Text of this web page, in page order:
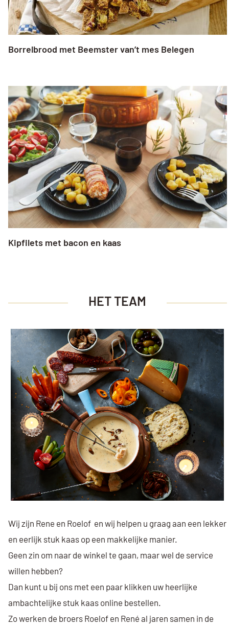
Borrelbrood met Beemster van’t mes Belegen
Kipfilets met bacon en kaas
HET TEAM
Wij zijn Rene en Roelof en wij helpen u graag aan een lekker
en eerlijk stuk kaas op een makkelijke manier.
Geen zin om naar de winkel te gaan, maar wel de service
willen hebben?
Dan kunt u bij ons met een paar klikken uw heerlijke
ambachtelijke stuk kaas online bestellen.
Zo werken de broers Roelof en René al jaren samen in de